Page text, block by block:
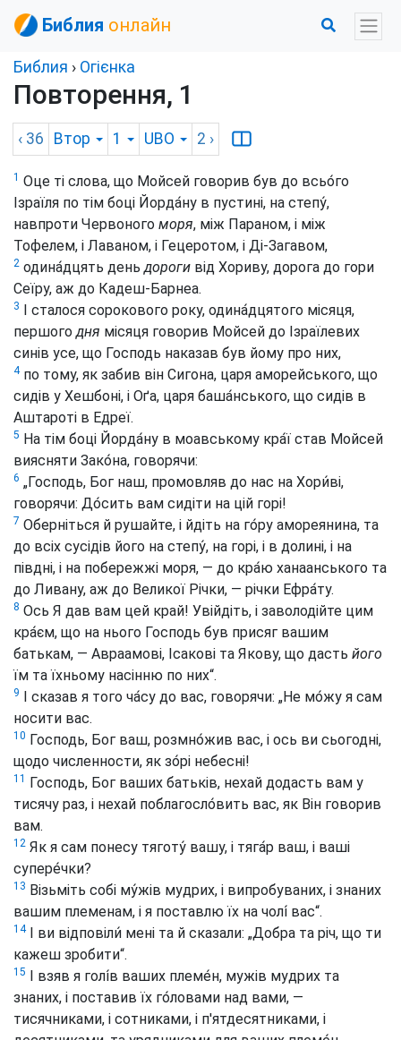
Библия онлайн
Библия › Огієнка
Повторення, 1
‹ 36 Втор 1 UBO 2 ›
1 Оце ті слова, що Мойсей говорив був до всьо́го
Ізраїля по тім боці Йорда́ну в пустині, на степу́,
навпроти Червоного моря, між Параном, і між
Тофелем, і Лаваном, і Гецеротом, і Ді-Загавом,
2 одина́дцять деньдороги від Хориву, дорога до гори
Сеїру, аж до Кадеш-Барнеа.
3
І сталося сорокового року, одина́дцятого місяця,
першогодня місяця говорив Мойсей до Ізраїлевих
синів усе, що Господь наказав був йому про них,
4по тому, як забив він Сигона, царя аморейського, що
сидів у Хешбоні, і Оґа, царя баша́нського, що сидів в
Аштароті в Едреї.
5 На тім боці Йорда́ну в моавському кра́ї став Мойсей
виясняти Зако́на, говорячи:
6 „Господь, Бог наш, промовляв до нас на Хори́ві,
говорячи: До́сить вам сидіти на цій горі!
7 Оберніться й рушайте, і йдіть на го́ру амореянина, та
до всіх сусідів його на степу́, на горі, і в долині, і на
півдні, і на побережжі моря, — до кра́ю ханаанського та
до Ливану, аж до Великої Річки, — річки Ефра́ту.
8 Ось Я дав вам цей край! Увійдіть, і заволодійте цим
кра́єм, що на нього Господь був присяг вашим
батькам, — Авраамові, Ісакові та Якову, що дасть його
їм та їхньому насінню по них“.
9
І сказав я того ча́су до вас, говорячи: „Не мо́жу я сам
носити вас.
10 Господь, Бог ваш, розмно́жив вас, і ось ви сьогодні,
щодо численности, як зо́рі небесні!
11
Господь, Бог ваших батьків, нехай додасть вам у
тисячу раз, і нехай поблагосло́вить вас, як Він говорив
вам.
12 Як я сам понесу тяготу́ вашу, і тяга́р ваш, і ваші
супере́чки?
13 Візьміть собі му́жів мудрих, і випробуваних, і знаних
вашим племенам, і я поставлю їх на чолі́ вас“.
14І ви відповіли́ мені та й сказали: „Добра та річ, що ти
кажеш зробити“.
15
І взяв я голі́в ваших племе́н, мужів мудрих та
знаних, і поставив їх го́ловами над вами, —
тисячниками, і сотниками, і п'ятдесятниками, і